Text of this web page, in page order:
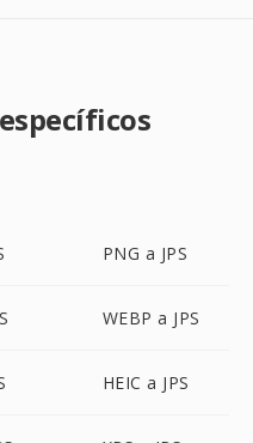
PNG a JPS
WEBP a JPS
HEIC a JPS